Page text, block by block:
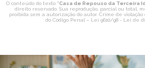
O conteúdo do texto "Casa de Repouso da Terceira
direito reservado. Sua reprodução, parcial ou total,
proibida sem a autorização do autor. Crime de
do Código Penal – Lei 9610/98 - Lei de